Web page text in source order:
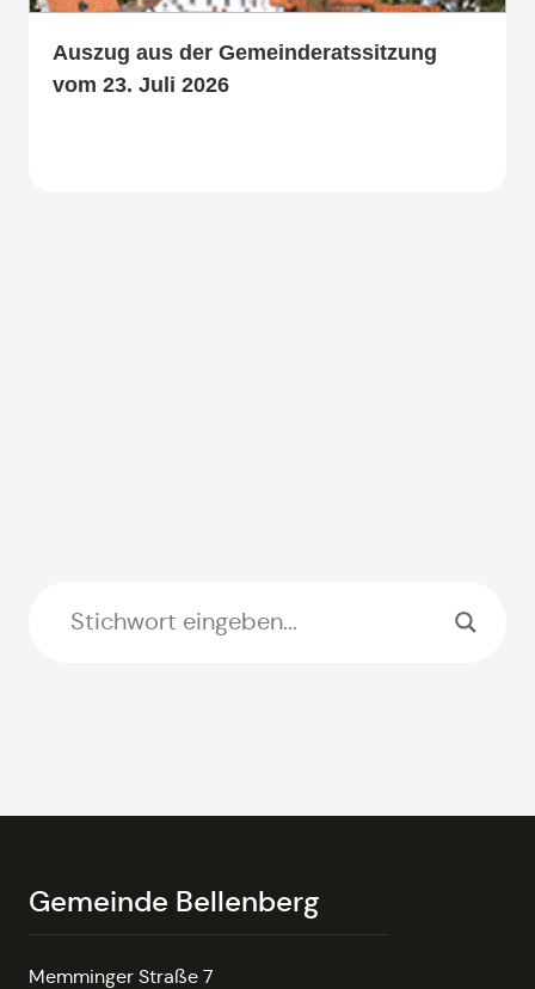
Auszug aus der Gemeinderatssitzung
vom 23. Juli 2026
Gemeinde Bellenberg
Memminger Straße 7